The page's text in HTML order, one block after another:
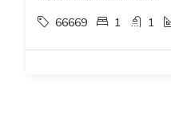
66669 1 1